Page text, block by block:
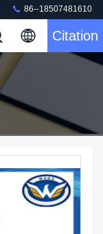
86--18507481610
Citation